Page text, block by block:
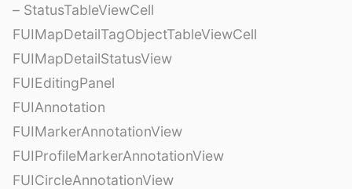
– StatusTableViewCell
FUIMapDetailTagObjectTableViewCell
FUIMapDetailStatusView
FUIEditingPanel
FUIAnnotation
FUIMarkerAnnotationView
FUIProfileMarkerAnnotationView
FUICircleAnnotationView